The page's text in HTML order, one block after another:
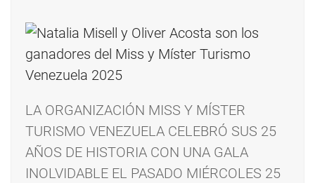
LA ORGANIZACIÓN MISS Y MÍSTER
TURISMO VENEZUELA CELEBRÓ SUS 25
AÑOS DE HISTORIA CON UNA GALA
INOLVIDABLE EL PASADO MIÉRCOLES 25